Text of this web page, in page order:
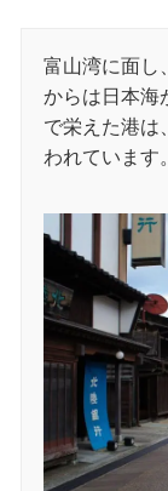
富山湾に面し
からは日本海
で栄えた港は
われています。